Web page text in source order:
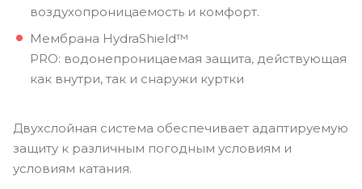
воздухопроницаемость и комфорт.
Мембрана HydraShield™
PRO: водонепроницаемая защита, действующая
как внутри, так и снаружи куртки
Двухслойная система обеспечивает адаптируемую
защиту к различным погодным условиям и
условиям катания.